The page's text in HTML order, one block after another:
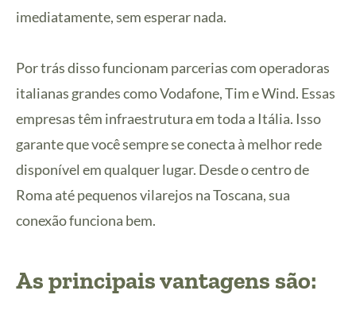
imediatamente, sem esperar nada.
Por trás disso funcionam parcerias com operadoras
italianas grandes como Vodafone, Tim e Wind. Essas
empresas têm infraestrutura em toda a Itália. Isso
garante que você sempre se conecta à melhor rede
disponível em qualquer lugar. Desde o centro de
Roma até pequenos vilarejos na Toscana, sua
conexão funciona bem.
As principais vantagens são: